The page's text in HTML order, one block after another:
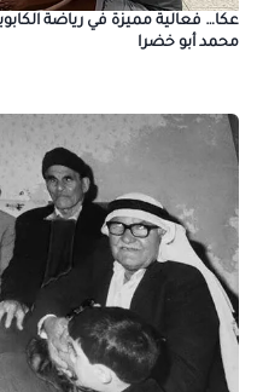
عكا… فعالية مميزة في رياضة
محمد أبو خضرا